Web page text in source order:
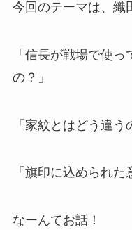
今回のテーマは、織
「信長が戦場で使
の？」
「家紋とはどう違う
「旗印に込められた
なーんてお話！